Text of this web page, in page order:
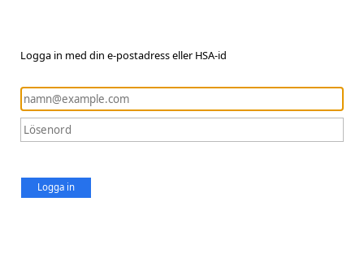
Logga in med din e-postadress eller HSA-id
Logga in